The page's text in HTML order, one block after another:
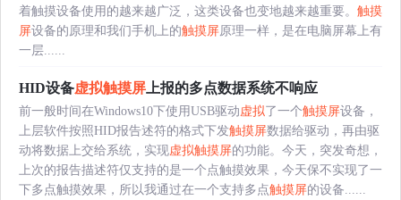
着触摸设备使用的越来越广泛，这类设备也变地越来越重要。 触摸
屏设备的原理和我们手机上的触摸屏原理一样，是在电脑屏幕上有
一层......
HID设备虚拟触摸屏上报的多点数据系统不响应
前一般时间在Windows10下使用USB驱动虚拟了一个触摸屏设备，
上层软件按照HID报告述符的格式下发触摸屏数据给驱动，再由驱
动将数据上交给系统，实现虚拟触摸屏的功能。今天，突发奇想，
上次的报告描述符仅支持的是一个点触摸效果，今天保不实现了一
下多点触摸效果，所以我通过在一个支持多点触摸屏的设备......